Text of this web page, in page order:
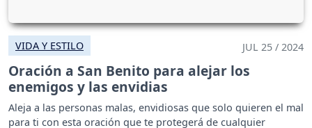
VIDA Y ESTILO JUL 25 / 2024
Oración a San Benito para alejar los
enemigos y las envidias
Aleja a las personas malas, envidiosas que solo quieren el mal
para ti con esta oración que te protegerá de cualquier